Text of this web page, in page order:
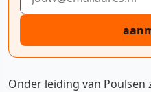
Onder leiding van Poulsen